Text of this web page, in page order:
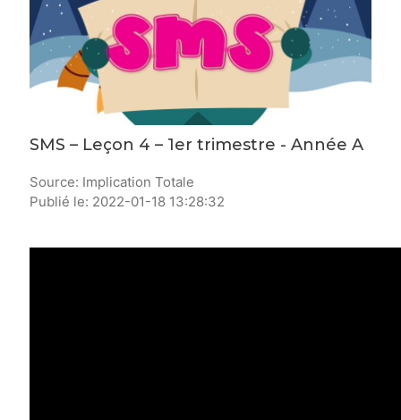
SMS – Leçon 4 – 1er trimestre - Année A
Source: Implication Totale
Publié le: 2022-01-18 13:28:32